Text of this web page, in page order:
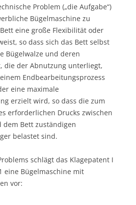
Problem („die Aufgabe“)
Bügelmaschine zu
eine große Flexibilität oder
so dass sich das Bett selbst
Bügelwalze und deren
die der Abnutzung unterliegt,
Endbearbeitungsprozess
eine maximale
erzielt wird, so dass die zum
erforderlichen Drucks zwischen
dem Bett zuständigen
belastet sind.
schlägt das Klagepatent I
eine Bügelmaschine mit
vor: